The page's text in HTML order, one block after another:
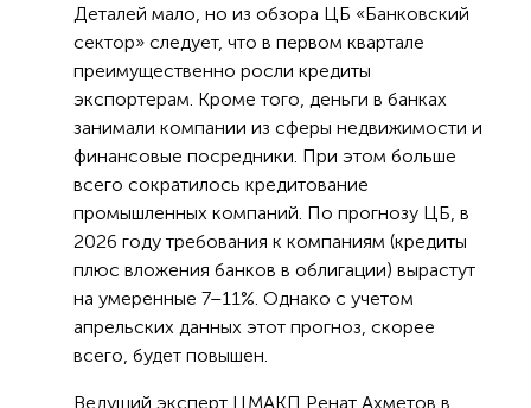
Деталей мало, но из обзора ЦБ «Банковский
сектор» следует, что в первом квартале
преимущественно росли кредиты
экспортерам. Кроме того, деньги в банках
занимали компании из сферы недвижимости и
финансовые посредники. При этом больше
всего сократилось кредитование
промышленных компаний. По прогнозу ЦБ, в
2026 году требования к компаниям (кредиты
плюс вложения банков в облигации) вырастут
на умеренные 7–11%. Однако с учетом
апрельских данных этот прогноз, скорее
всего, будет повышен.
Ведущий эксперт ЦМАКП Ренат Ахметов в